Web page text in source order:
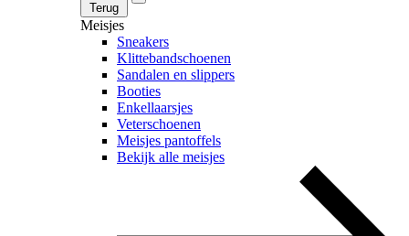
Terug
Meisjes
Sneakers
Klittebandschoenen
Sandalen en slippers
Booties
Enkellaarsjes
Veterschoenen
Meisjes pantoffels
Bekijk alle meisjes